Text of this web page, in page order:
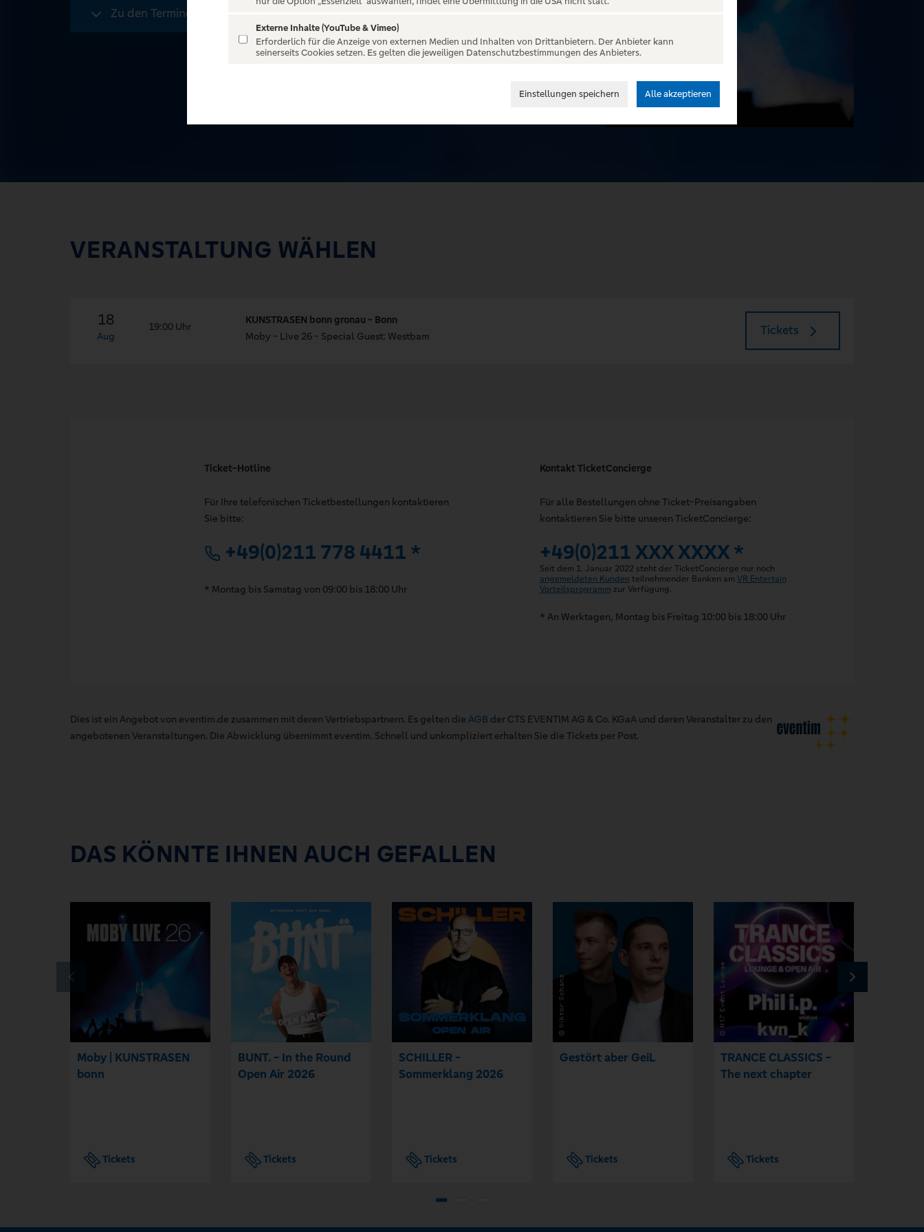
Zu den Terminen
VERANSTALTUNG WÄHLEN
18
Aug
19:00 Uhr
KUNSTRASEN bonn gronau - Bonn
Moby - Live 26 - Special Guest: Westbam
Tickets
Ticket-Hotline
Für Ihre telefonischen Ticketbestellungen kontaktieren
Sie bitte:
+49(0)211 778 4411 *
* Montag bis Samstag von 09:00 bis 18:00 Uhr
Kontakt TicketConcierge
Für alle Bestellungen ohne Ticket-Preisangaben
kontaktieren Sie bitte unseren TicketConcierge:
+49(0)211 XXX XXXX *
Seit dem 1. Januar 2022 steht der TicketConcierge nur noch
angemeldeten Kunden teilnehmender Banken am VR Entertain
Vorteilsprogramm zur Verfügung.
* An Werktagen, Montag bis Freitag 10:00 bis 18:00 Uhr
Dies ist ein Angebot von eventim.de zusammen mit deren Vertriebspartnern. Es gelten die AGB der CTS EVENTIM AG & Co. KGaA und deren Veranstalter zu den
angebotenen Veranstaltungen. Die Abwicklung übernimmt eventim. Schnell und unkompliziert erhalten Sie die Tickets per Post.
DAS KÖNNTE IHNEN AUCH GEFALLEN
Moby | KUNSTRASEN
bonn
Tickets
BUNT. - In the Round
Open Air 2026
Tickets
SCHILLER -
Sommerklang 2026
Tickets
Gestört aber GeiL
Tickets
TRANCE CLASSICS -
The next chapter
Tickets
Externe Inhalte (YouTube & Vimeo)
Erforderlich für die Anzeige von externen Medien und Inhalten von Drittanbietern. Der Anbieter kann
seinerseits Cookies setzen. Es gelten die jeweiligen Datenschutzbestimmungen des Anbieters.
Einstellungen speichern Alle akzeptieren